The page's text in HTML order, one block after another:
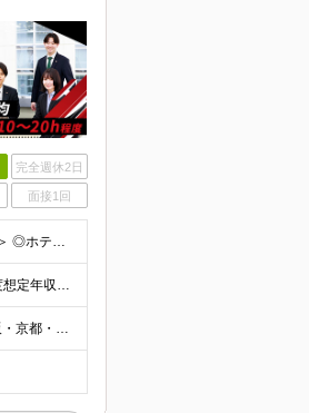
完全週休2日
面接1回
●未経験OK ●職種・業種未経験歓迎 ●第二新卒歓迎 ●学歴不問 ＜こんな方におすすめ！＞ ◎ホテル・アパレル・携帯販売など接客経験を活かしたい ◎「今の会社、この先が見えない」と感じている ◎上場
月給25万円～34万円以上＋各種手当＋残業代＋賞与年2回（昨年度2～4ヶ月分） 初年度想定年収：350万円～ ＜クラス・経験別の月給目安＞ ■メンバークラス：月給25万円以上 ■店長やSVなどのマネ
┃全国募集！勤務地は希望を考慮します 札幌・仙台・東京・横浜・静岡・名古屋・大阪・京都・広島・福岡 募集 ※上記のほか、全国に拠点あり ※キャリアアップやキャリアシフトに伴う転勤も一部ありますが、基